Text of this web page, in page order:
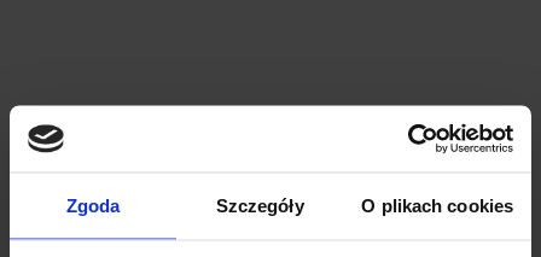
Zgoda Szczegóły O plikach cookies
Bagażnik dachowy Cruz Airo Dark T118 + kity Cruz
belką aluminiową zaprojektowany tak, aby zapewnić...